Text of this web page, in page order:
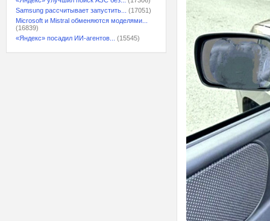
Samsung рассчитывает запустить...
(17051)
Microsoft и Mistral обменяются моделями...
(16839)
«Яндекс» посадил ИИ-агентов...
(15545)